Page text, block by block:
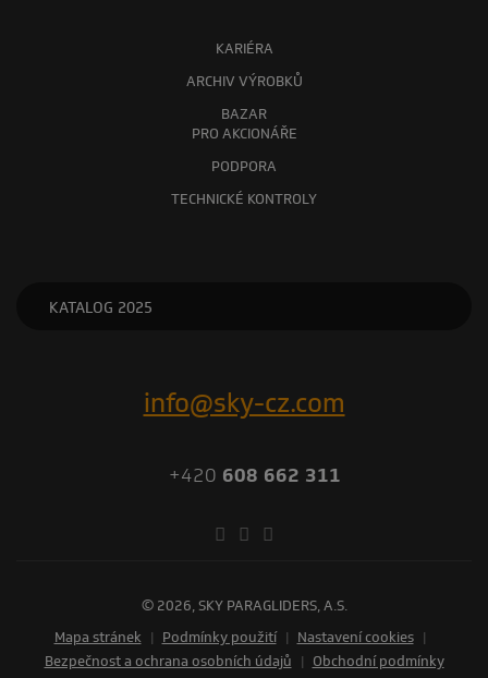
KARIÉRA
ARCHIV VÝROBKŮ
BAZAR
PRO AKCIONÁŘE
PODPORA
TECHNICKÉ KONTROLY
KATALOG 2025
info@sky-cz.com
+420 608 662 311
© 2026, SKY PARAGLIDERS, A.S.
Mapa stránek | Podmínky použití | Nastavení cookies |
Bezpečnost a ochrana osobních údajů | Obchodní podmínky